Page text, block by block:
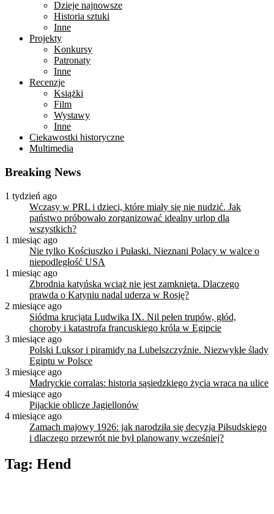
Dzieje najnowsze
Historia sztuki
Inne
Projekty
Konkursy
Patronaty
Inne
Recenzje
Książki
Film
Wystawy
Inne
Ciekawostki historyczne
Multimedia
Breaking News
1 tydzień ago
Wczasy w PRL i dzieci, które miały się nie nudzić. Jak
państwo próbowało zorganizować idealny urlop dla
wszystkich?
1 miesiąc ago
Nie tylko Kościuszko i Pułaski. Nieznani Polacy w walce o
niepodległość USA
1 miesiąc ago
Zbrodnia katyńska wciąż nie jest zamknięta. Dlaczego
prawda o Katyniu nadal uderza w Rosję?
2 miesiące ago
Siódma krucjata Ludwika IX. Nil pełen trupów, głód,
choroby i katastrofa francuskiego króla w Egipcie
3 miesiące ago
Polski Luksor i piramidy na Lubelszczyźnie. Niezwykłe ślady
Egiptu w Polsce
3 miesiące ago
Madryckie corralas: historia sąsiedzkiego życia wraca na ulice
4 miesiące ago
Pijackie oblicze Jagiellonów
4 miesiące ago
Zamach majowy 1926: jak narodziła się decyzja Piłsudskiego
i dlaczego przewrót nie był planowany wcześniej?
Tag: Hend